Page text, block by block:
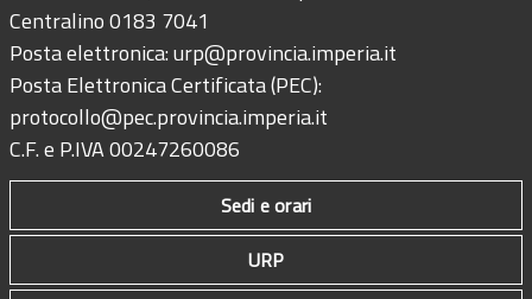
Centralino 0183 7041
Posta elettronica:urp@provincia.imperia.it
Posta Elettronica Certificata (PEC):
protocollo@pec.provincia.imperia.it
C.F. e P.IVA 00247260086
Sedi e orari
URP